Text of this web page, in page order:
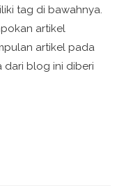
tag di bawahnya.
artikel
artikel pada
dari blog ini diberi